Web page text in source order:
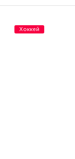
Хоккей